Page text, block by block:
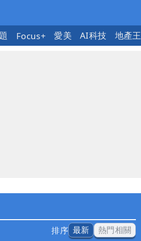
Focus+ 愛美 AI科技 地產王
排序 最新 熱門相關